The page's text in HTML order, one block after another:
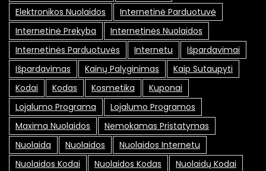
Elektronikos Nuolaidos
Internetinė Parduotuvė
Internetinė Prekyba
Internetinės Nuolaidos
Internetinės Parduotuvės
Internetu
Išpardavimai
Išpardavimas
Kainų Palyginimas
Kaip Sutaupyti
Kodai
Kodas Kosmetika
Kuponai
Lojalumo Programa
Lojalumo Programos
Maxima Nuolaidos
Nemokamas Pristatymas
Nuolaida
Nuolaidos
Nuolaidos Internetu
Nuolaidos Kodai
Nuolaidos Kodas
Nuolaidų Kodai